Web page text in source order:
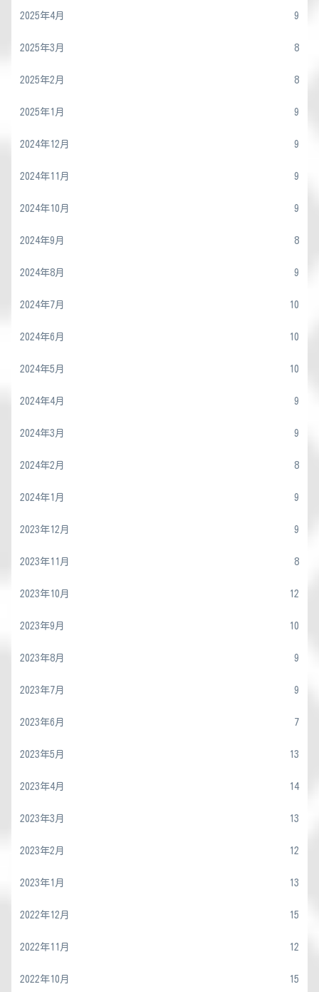
2025年4月 9
2025年3月 8
2025年2月 8
2025年1月 9
2024年12月 9
2024年11月 9
2024年10月 9
2024年9月 8
2024年8月 9
2024年7月 10
2024年6月 10
2024年5月 10
2024年4月 9
2024年3月 9
2024年2月 8
2024年1月 9
2023年12月 9
2023年11月 8
2023年10月 12
2023年9月 10
2023年8月 9
2023年7月 9
2023年6月 7
2023年5月 13
2023年4月 14
2023年3月 13
2023年2月 12
2023年1月 13
2022年12月 15
2022年11月 12
2022年10月 15